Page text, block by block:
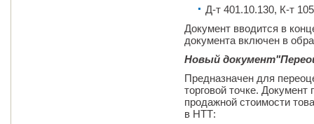
Д-т 401.10.130, К-т
Документ вводится в
документа включен в
Новый документ"П
Предназначен для
торговой точке. Документ
продажной стоимости
в НТТ: